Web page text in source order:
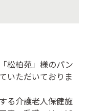
松柏苑」様のパン
いただいておりま
る介護老人保健施